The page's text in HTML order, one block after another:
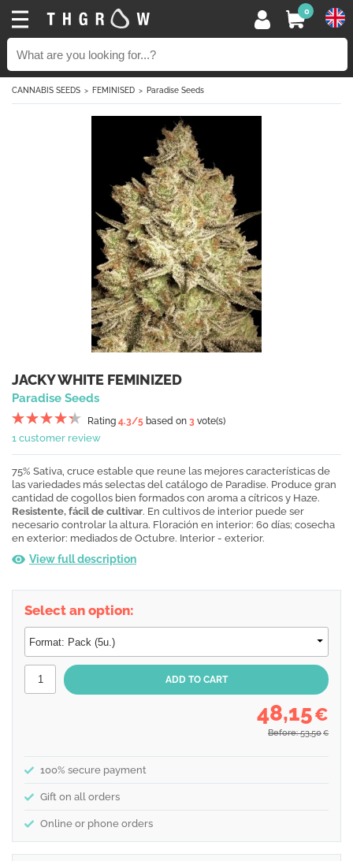
0
CANNABIS SEEDS FEMINISED Paradise Seeds
JACKY WHITE FEMINIZED
Paradise Seeds
Rating 4.3/5 based on 3 vote(s)
1 customer review
75% Sativa, cruce estable que reune las mejores características de
las variedades más selectas del catálogo de Paradise. Produce gran
cantidad de cogollos bien formados con aroma a cítricos y Haze.
Resistente, fácil de cultivar. En cultivos de interior puede ser
necesario controlar la altura. Floración en interior: 60 días; cosecha
en exterior: mediados de Octubre. Interior - exterior.
View full description
Select an option:
48,15€
Before: 53,50 €
100% secure payment
Gift on all orders
Online or phone orders